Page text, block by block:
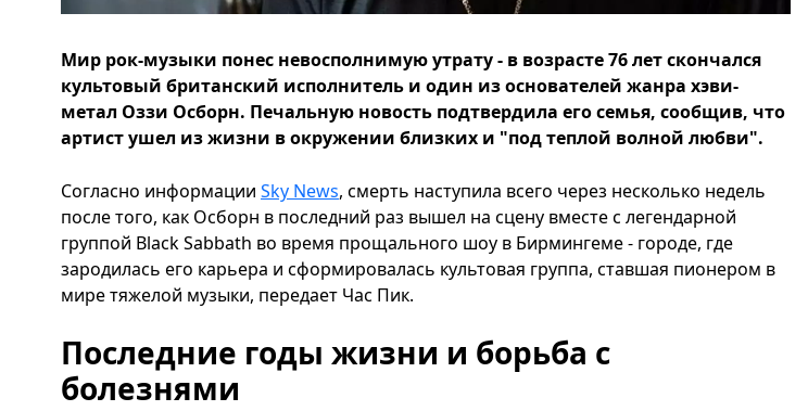
Мир рок-музыки понес невосполнимую утрату - в возрасте 76 лет скончался
культовый британский исполнитель и один из основателей жанра хэви-
метал Оззи Осборн. Печальную новость подтвердила его семья, сообщив, что
артист ушел из жизни в окружении близких и "под теплой волной любви".
Согласно информации Sky News, смерть наступила всего через несколько недель
после того, как Осборн в последний раз вышел на сцену вместе с легендарной
группой Black Sabbath во время прощального шоу в Бирмингеме - городе, где
зародилась его карьера и сформировалась культовая группа, ставшая пионером в
мире тяжелой музыки, передает Час Пик.
Последние годы жизни и борьба с
болезнями